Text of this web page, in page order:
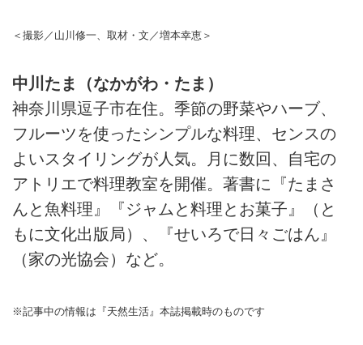
＜撮影／山川修一、取材・文／増本幸恵＞
中川たま（なかがわ・たま）
神奈川県逗子市在住。季節の野菜やハーブ、
フルーツを使ったシンプルな料理、センスの
よいスタイリングが人気。月に数回、自宅の
アトリエで料理教室を開催。著書に『たまさ
んと魚料理』『ジャムと料理とお菓子』（と
もに文化出版局）、『せいろで日々ごはん』
（家の光協会）など。
※記事中の情報は『天然生活』本誌掲載時のものです